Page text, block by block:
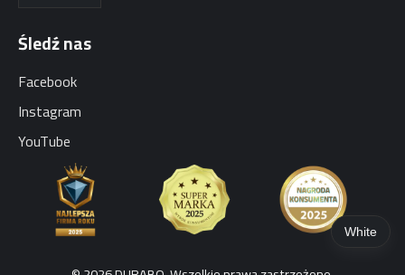
Śledź nas
Facebook
Instagram
YouTube
White